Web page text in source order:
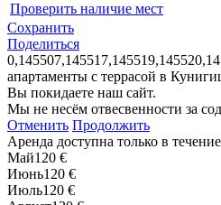
Проверить наличие мест
Сохранить
Поделиться
апартаменты с террасой в
Вы покидаете наш сайт.
Мы не несём отвесвенности за
Отменить Продолжить
Аренда доступна только в
Май120 €
Июнь120 €
Июль120 €